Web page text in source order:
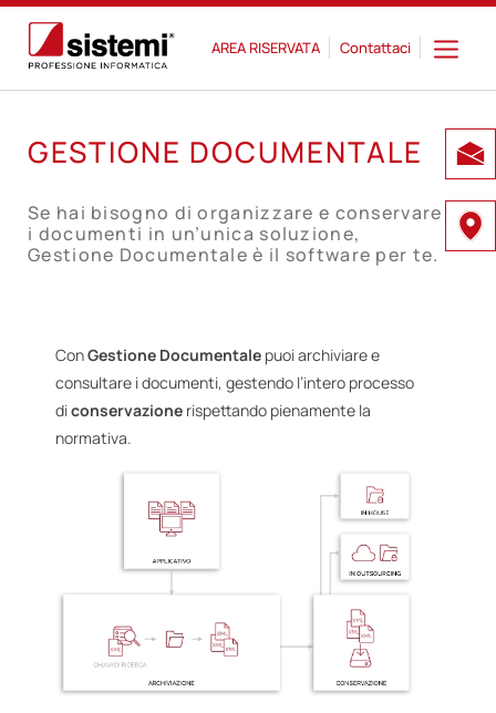
AREA RISERVATA Contattaci
GESTIONE DOCUMENTALE
Se hai bisogno di organizzare e conservare
i documenti in un’unica soluzione,
Gestione Documentale è il software per te.
ConGestione Documentale puoi archiviare e
consultare i documenti, gestendo l’intero processo
diconservazione rispettando pienamente la
normativa.